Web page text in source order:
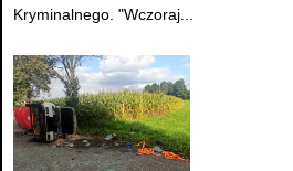
Kryminalnego. "Wczoraj...